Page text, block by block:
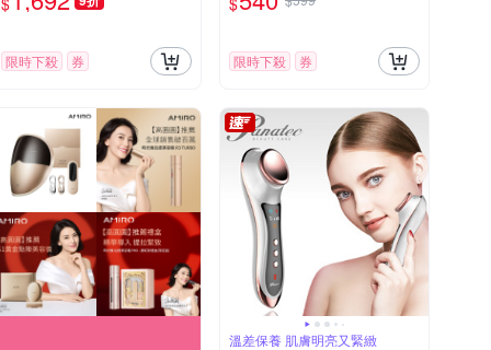
限時下殺 券
鏡 首飾盒
限時下殺 券
溫差保養 肌膚明亮又緊緻